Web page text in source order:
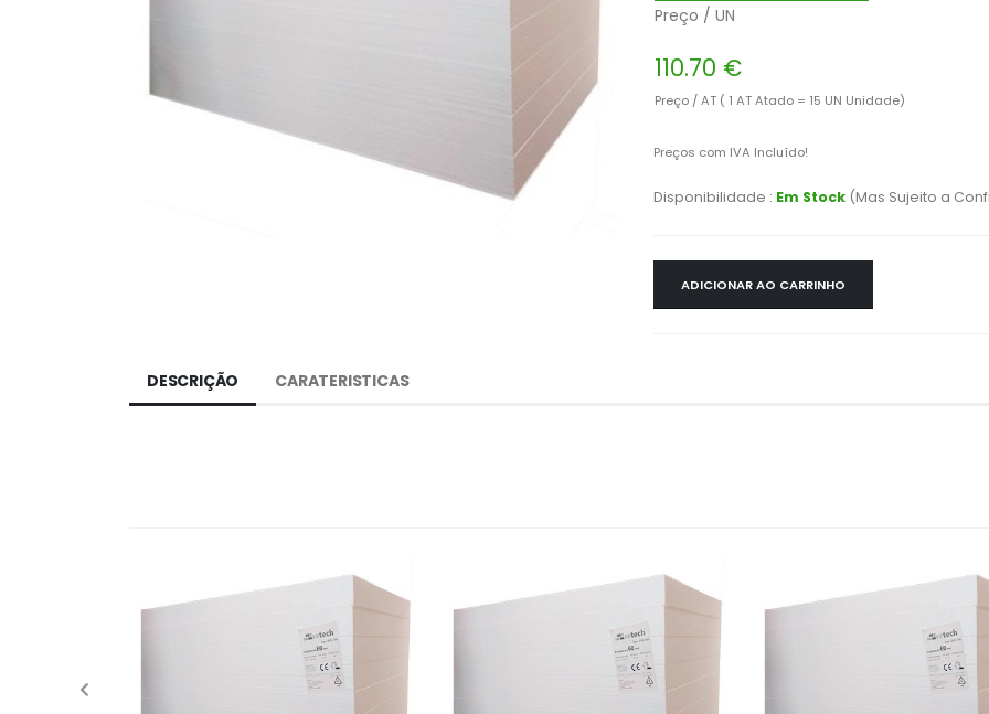
Preço / UN
110.70 €
Preço / AT ( 1 AT Atado = 15 UN Unidade)
Preços com IVA Incluído!
Disponibilidade : Em Stock (Mas Sujeito a
ADICIONAR AO CARRINHO
DESCRIÇÃO CARATERISTICAS